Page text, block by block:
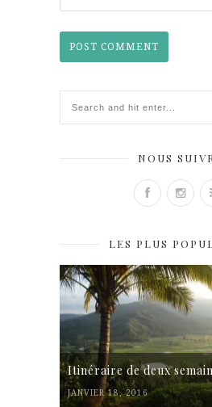
NOUS
LES PLUS
Itinéraire de deux
JANVIER 18, 2016